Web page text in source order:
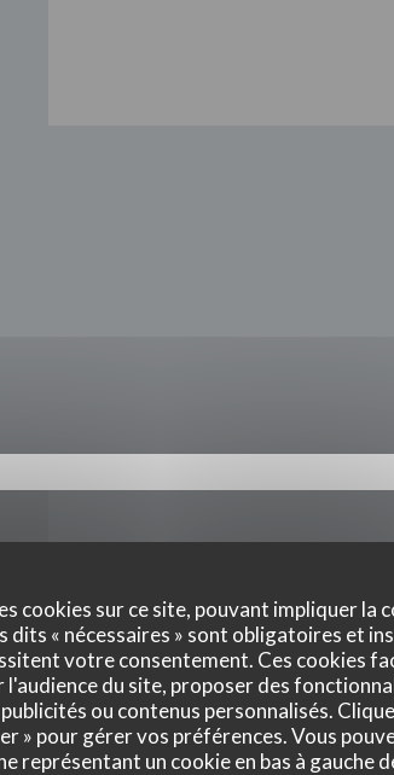
cookies sur ce site, pouvant impliquer la
dits « nécessaires » sont obligatoires et
votre consentement. Ces cookies
du site, proposer des
ou contenus personnalisés.
» pour gérer vos préférences. Vous
représentant un cookie en bas à gauche
Lun-Dim